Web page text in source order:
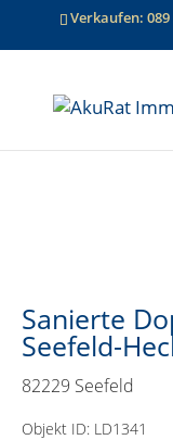
Verkaufen: 089
Sanierte
Seefeld-
82229 Seefeld
Objekt ID: LD1341